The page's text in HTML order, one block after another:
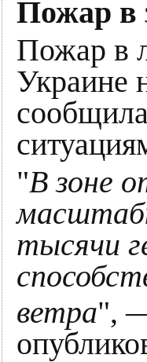
Пожар в
Пожар в
Украине
"В зоне
тысячи
ветра",